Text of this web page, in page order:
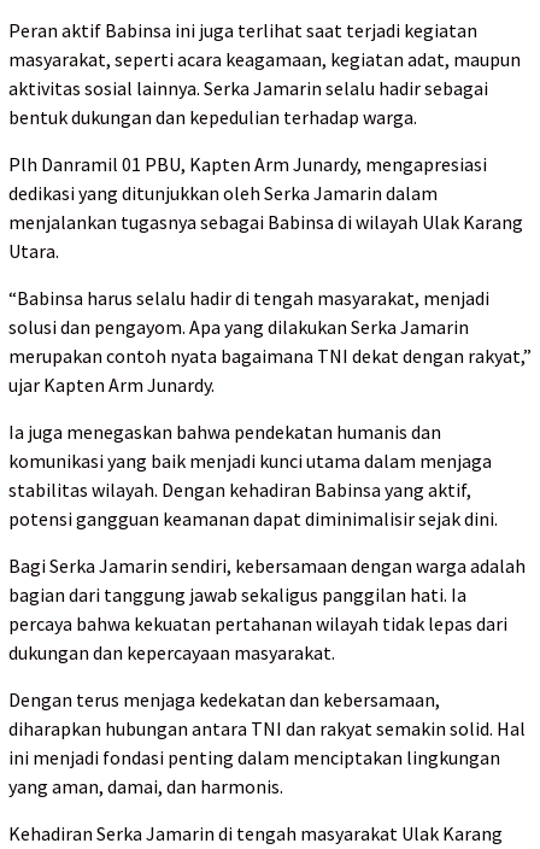
Peran aktif Babinsa ini juga terlihat saat terjadi kegiatan
masyarakat, seperti acara keagamaan, kegiatan adat, maupun
aktivitas sosial lainnya. Serka Jamarin selalu hadir sebagai
bentuk dukungan dan kepedulian terhadap warga.
Plh Danramil 01 PBU, Kapten Arm Junardy, mengapresiasi
dedikasi yang ditunjukkan oleh Serka Jamarin dalam
menjalankan tugasnya sebagai Babinsa di wilayah Ulak Karang
Utara.
“Babinsa harus selalu hadir di tengah masyarakat, menjadi
solusi dan pengayom. Apa yang dilakukan Serka Jamarin
merupakan contoh nyata bagaimana TNI dekat dengan rakyat,”
ujar Kapten Arm Junardy.
Ia juga menegaskan bahwa pendekatan humanis dan
komunikasi yang baik menjadi kunci utama dalam menjaga
stabilitas wilayah. Dengan kehadiran Babinsa yang aktif,
potensi gangguan keamanan dapat diminimalisir sejak dini.
Bagi Serka Jamarin sendiri, kebersamaan dengan warga adalah
bagian dari tanggung jawab sekaligus panggilan hati. Ia
percaya bahwa kekuatan pertahanan wilayah tidak lepas dari
dukungan dan kepercayaan masyarakat.
Dengan terus menjaga kedekatan dan kebersamaan,
diharapkan hubungan antara TNI dan rakyat semakin solid. Hal
ini menjadi fondasi penting dalam menciptakan lingkungan
yang aman, damai, dan harmonis.
Kehadiran Serka Jamarin di tengah masyarakat Ulak Karang